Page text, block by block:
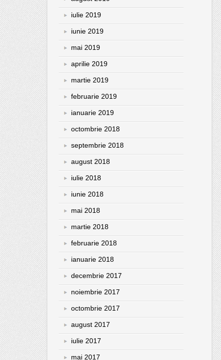
iulie 2019
iunie 2019
mai 2019
aprilie 2019
martie 2019
februarie 2019
ianuarie 2019
octombrie 2018
septembrie 2018
august 2018
iulie 2018
iunie 2018
mai 2018
martie 2018
februarie 2018
ianuarie 2018
decembrie 2017
noiembrie 2017
octombrie 2017
august 2017
iulie 2017
mai 2017